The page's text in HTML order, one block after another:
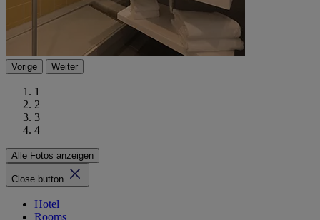
Vorige Weiter
1
2
3
4
Alle Fotos anzeigen
Close button
Hotel
Rooms